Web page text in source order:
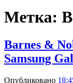
Метка:
Barnes &
Samsung
Опубликовано